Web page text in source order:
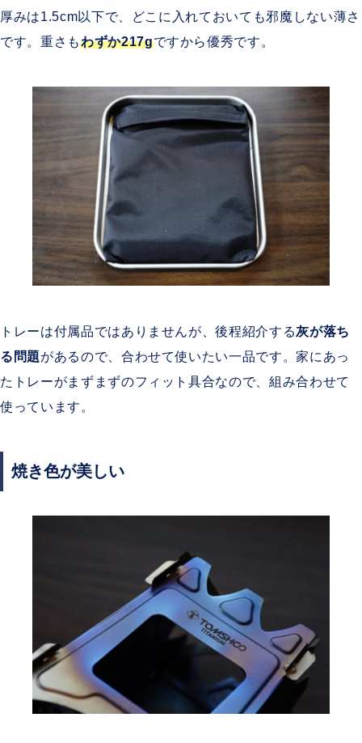
厚みは1.5cm以下で、どこに入れておいても邪魔しない薄さ
です。重さもわずか217gですから優秀です。
トレーは付属品ではありませんが、後程紹介する灰が落ち
る問題があるので、合わせて使いたい一品です。家にあっ
たトレーがまずまずのフィット具合なので、組み合わせて
使っています。
焼き色が美しい